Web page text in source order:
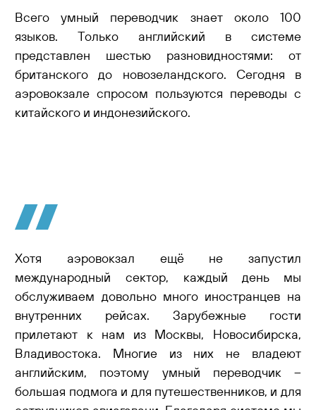
Всего умный переводчик знает около 100
языков. Только английский в системе
представлен шестью разновидностями: от
британского до новозеландского. Сегодня в
аэровокзале спросом пользуются переводы с
китайского и индонезийского.
Хотя аэровокзал ещё не запустил
международный сектор, каждый день мы
обслуживаем довольно много иностранцев на
внутренних рейсах. Зарубежные гости
прилетают к нам из Москвы, Новосибирска,
Владивостока. Многие из них не владеют
английским, поэтому умный переводчик –
большая подмога и для путешественников, и для